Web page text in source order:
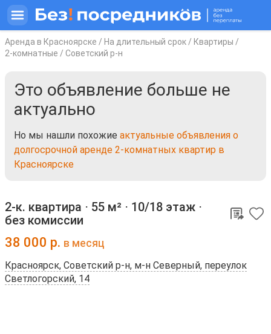
Аренда в Красноярске / На длительный срок / Квартиры /
2-комнатные / Советский р-н
Это объявление больше не
актуально
Но мы нашли похожие актуальные объявления о
долгосрочной аренде 2-комнатных квартир в
Красноярске
2-к. квартира ⋅ 55 м² ⋅ 10/18 этаж ⋅
без комиссии
38 000 р. в месяц
Красноярск, Советский р-н, м-н Северный, переулок
Светлогорский, 14